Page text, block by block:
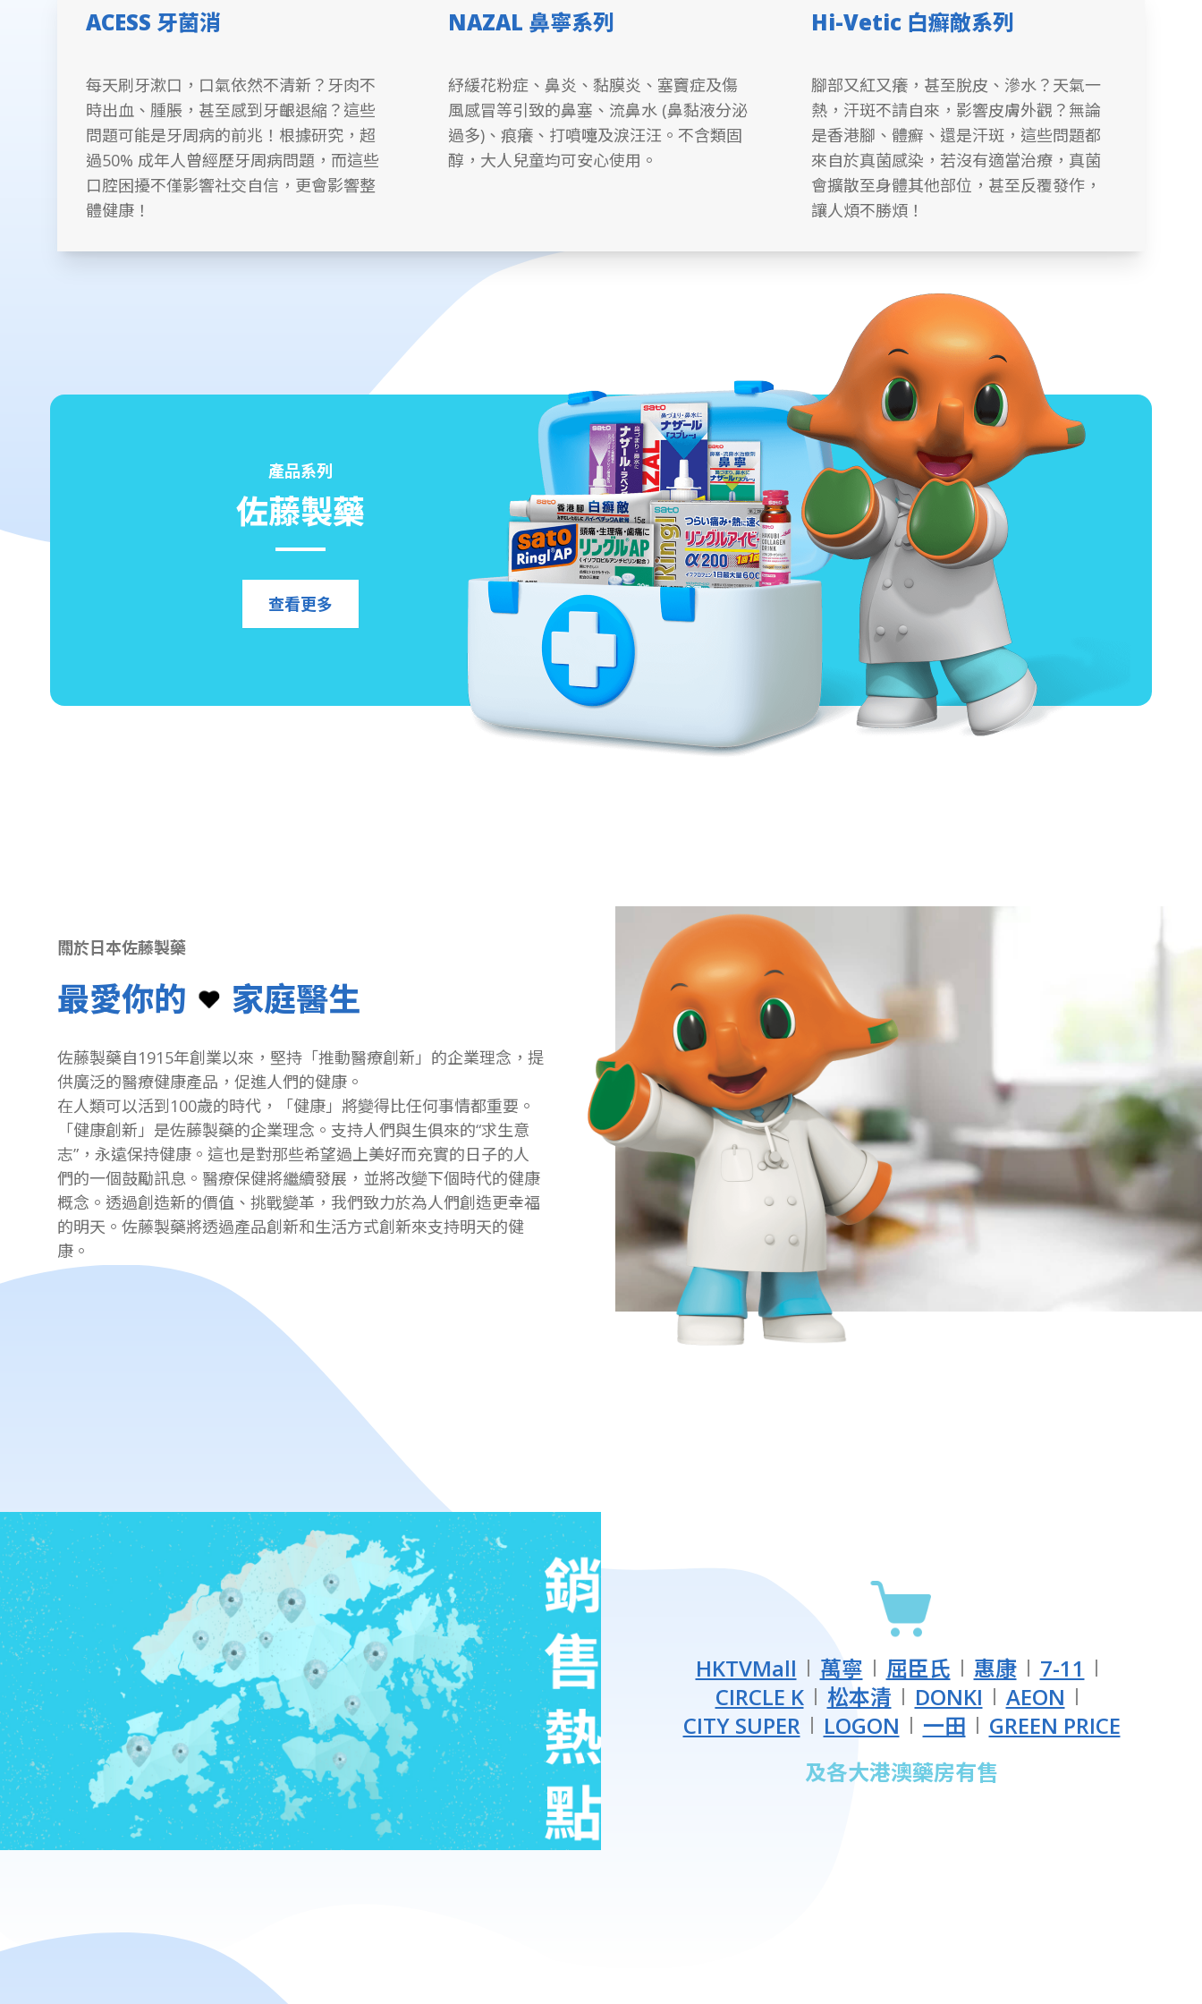
ACESS 牙菌消
每天刷牙漱口，口氣依然不清新？牙肉不
時出血、腫脹，甚至感到牙齦退縮？這些
問題可能是牙周病的前兆！根據研究，超
過50% 成年人曾經歷牙周病問題，而這些
口腔困擾不僅影響社交自信，更會影響整
體健康！
NAZAL 鼻寧系列
紓緩花粉症、鼻炎、黏膜炎、塞竇症及傷
風感冒等引致的鼻塞、流鼻水 (鼻黏液分泌
過多)、痕癢、打噴嚏及淚汪汪。不含類固
醇，大人兒童均可安心使用。
Hi-Vetic 白癬敵系列
腳部又紅又癢，甚至脫皮、滲水？天氣一
熱，汗斑不請自來，影響皮膚外觀？無論
是香港腳、體癬、還是汗斑，這些問題都
來自於真菌感染，若沒有適當治療，真菌
會擴散至身體其他部位，甚至反覆發作，
讓人煩不勝煩！
產品系列
佐藤製藥
查看更多
關於日本佐藤製藥
最愛你的 家庭醫生
佐藤製藥自1915年創業以來，堅持「推動醫療創新」的企業理念，提
供廣泛的醫療健康產品，促進人們的健康。
在人類可以活到100歲的時代，「健康」將變得比任何事情都重要。
「健康創新」是佐藤製藥的企業理念。支持人們與生俱來的“求生意
志”，永遠保持健康。這也是對那些希望過上美好而充實的日子的人
們的一個鼓勵訊息。醫療保健將繼續發展，並將改變下個時代的健康
概念。透過創造新的價值、挑戰變革，我們致力於為人們創造更幸福
的明天。佐藤製藥將透過產品創新和生活方式創新來支持明天的健
康。
HKTVMall 萬寧 屈臣氏 惠康
7-11
CIRCLE K
松本清 DONKI
AEON
CITY SUPER
LOGON 一田
GREEN PRICE
及各大港澳藥房有售